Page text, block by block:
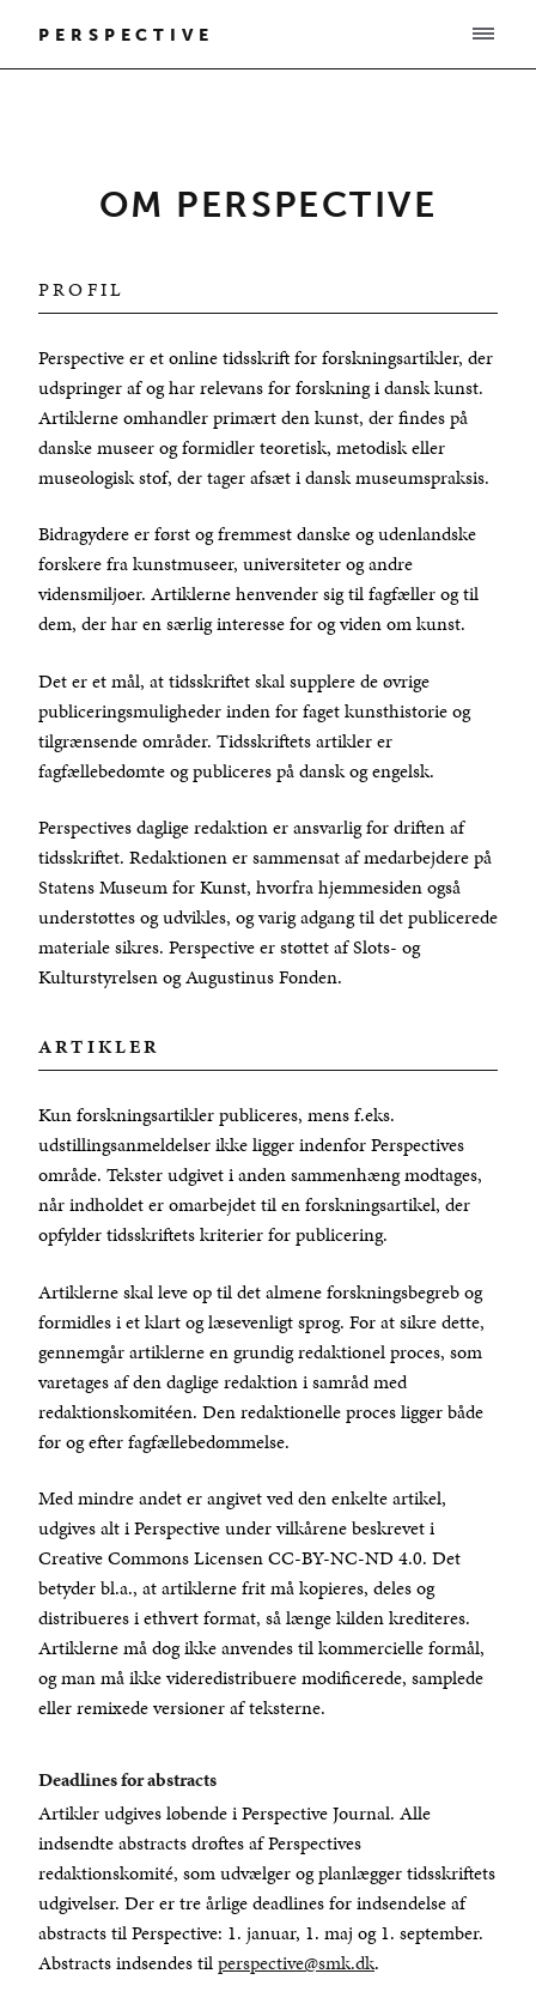
PERSPECTIVE
OM PERSPECTIVE
PROFIL
Perspective er et online tidsskrift for forskningsartikler, der
udspringer af og har relevans for forskning i dansk kunst.
Artiklerne omhandler primært den kunst, der findes på
danske museer og formidler teoretisk, metodisk eller
museologisk stof, der tager afsæt i dansk museumspraksis.
Bidragydere er først og fremmest danske og udenlandske
forskere fra kunstmuseer, universiteter og andre
vidensmiljøer. Artiklerne henvender sig til fagfæller og til
dem, der har en særlig interesse for og viden om kunst.
Det er et mål, at tidsskriftet skal supplere de øvrige
publiceringsmuligheder inden for faget kunsthistorie og
tilgrænsende områder. Tidsskriftets artikler er
fagfællebedømte og publiceres på dansk og engelsk.
Perspectives daglige redaktion er ansvarlig for driften af
tidsskriftet. Redaktionen er sammensat af medarbejdere på
Statens Museum for Kunst, hvorfra hjemmesiden også
understøttes og udvikles, og varig adgang til det publicerede
materiale sikres. Perspective er støttet af Slots- og
Kulturstyrelsen og Augustinus Fonden.
ARTIKLER
Kun forskningsartikler publiceres, mens f.eks.
udstillingsanmeldelser ikke ligger indenfor Perspectives
område. Tekster udgivet i anden sammenhæng modtages,
når indholdet er omarbejdet til en forskningsartikel, der
opfylder tidsskriftets kriterier for publicering.
Artiklerne skal leve op til det almene forskningsbegreb og
formidles i et klart og læsevenligt sprog. For at sikre dette,
gennemgår artiklerne en grundig redaktionel proces, som
varetages af den daglige redaktion i samråd med
redaktionskomitéen. Den redaktionelle proces ligger både
før og efter fagfællebedømmelse.
Med mindre andet er angivet ved den enkelte artikel,
udgives alt i Perspective under vilkårene beskrevet i
Creative Commons Licensen CC-BY-NC-ND 4.0. Det
betyder bl.a., at artiklerne frit må kopieres, deles og
distribueres i ethvert format, så længe kilden krediteres.
Artiklerne må dog ikke anvendes til kommercielle formål,
og man må ikke videredistribuere modificerede, samplede
eller remixede versioner af teksterne.
Deadlines for abstracts
Artikler udgives løbende i Perspective Journal. Alle
indsendte abstracts drøftes af Perspectives
redaktionskomité, som udvælger og planlægger tidsskriftets
udgivelser. Der er tre årlige deadlines for indsendelse af
abstracts til Perspective: 1. januar, 1. maj og 1. september.
Abstracts indsendes tilperspective@smk.dk.